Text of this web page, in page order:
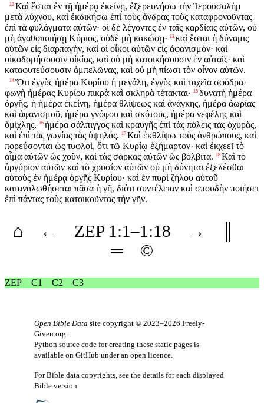
12 Καὶ ἔσται ἐν τῇ ἡμέρᾳ ἐκείνῃ, ἐξερευνήσω τὴν Ἱερουσαλὴμ
μετὰ λύχνου, καὶ ἐκδικήσω ἐπὶ τοὺς ἄνδρας τοὺς καταφρονοῦντας
ἐπὶ τὰ φυλάγματα αὐτῶν· οἱ δὲ λέγοντες ἐν ταῖς καρδίαις αὐτῶν, οὐ
μὴ ἀγαθοποιήσῃ Κύριος, οὐδὲ μὴ κακώσῃ· 13 καὶ ἔσται ἡ δύναμις
αὐτῶν εἰς διαρπαγὴν, καὶ οἱ οἶκοι αὐτῶν εἰς ἀφανισμόν· καὶ
οἰκοδομήσουσιν οἰκίας, καὶ οὐ μὴ κατοικήσουσιν ἐν αὐταῖς· καὶ
καταφυτεύσουσιν ἀμπελῶνας, καὶ οὐ μὴ πίωσι τὸν οἶνον αὐτῶν.
14 Ὅτι ἐγγὺς ἡμέρα Κυρίου ἡ μεγάλη, ἐγγὺς καὶ ταχεῖα σφόδρα·
φωνὴ ἡμέρας Κυρίου πικρὰ καὶ σκληρὰ τέτακται· 15 δυνατὴ ἡμέρα
ὀργῆς, ἡ ἡμέρα ἐκείνη, ἡμέρα θλίψεως καὶ ἀνάγκης, ἡμέρα ἀωρίας
καὶ ἀφανισμοῦ, ἡμέρα γνόφου καὶ σκότους, ἡμέρα νεφέλης καὶ
ὁμίχλης, 16 ἡμέρα σάλπιγγος καὶ κραυγῆς ἐπὶ τὰς πόλεις τὰς ὀχυρὰς,
καὶ ἐπὶ τὰς γωνίας τὰς ὑψηλάς. 17 Καὶ ἐκθλίψω τοὺς ἀνθρώπους, καὶ
πορεύσονται ὡς τυφλοὶ, ὅτι τῷ Κυρίῳ ἐξήμαρτον· καὶ ἐκχεεῖ τὸ
αἷμα αὐτῶν ὡς χοῦν, καὶ τὰς σάρκας αὐτῶν ὡς βόλβιτα. 18 Καὶ τὸ
ἀργύριον αὐτῶν καὶ τὸ χρυσίον αὐτῶν οὐ μὴ δύνηται ἐξελέσθαι
αὐτοὺς ἐν ἡμέρᾳ ὀργῆς Κυρίου· καὶ ἐν πυρὶ ζήλου αὐτοῦ
καταναλωθήσεται πᾶσα ἡ γῆ, διότι συντέλειαν καὶ σπουδὴν ποιήσει
ἐπὶ πάντας τοὺς κατοικοῦντας τὴν γῆν.
⌂ ← ZEP 1 :1–1 :18 →
═
©
ZEP C1 C2 C3
Open Bible Data site copyright © 2023–2026 Freely-
Given.org.
Python source code for creating these static pages is
available on GitHub under an open licence.
For Bible data copyrights, see the details for each displayed
Bible version.